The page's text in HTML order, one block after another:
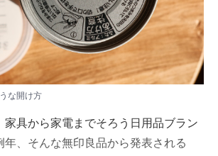
な開け方
家具から家電までそろう日用品ブラン
年、そんな無印良品から発表される